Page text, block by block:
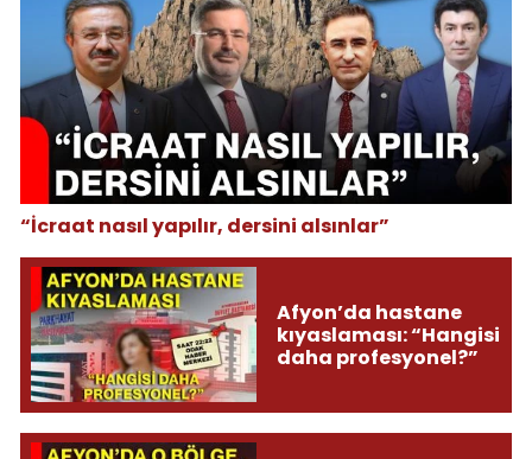
“İcraat nasıl yapılır, dersini alsınlar”
Afyon’da hastane
kıyaslaması: “Hangisi
daha profesyonel?”